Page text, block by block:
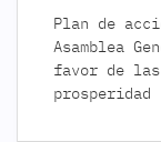
Plan de
Asamblea
favor de
prosperidad